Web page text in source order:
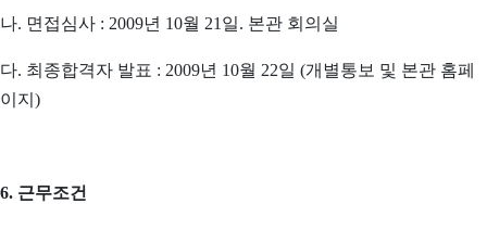
나. 면접심사 : 2009년 10월 21일. 본관 회의실
다. 최종합격자 발표 : 2009년 10월 22일 (개별통보 및 본관 홈페
이지)
6. 근무조건